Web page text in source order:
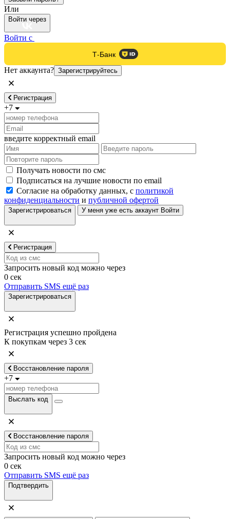
Или
Войти через
Войти с
Т-Банк
Нет аккаунта? Зарегистрируйтесь
Регистрация
+7
введите корректный email
Получать новости по смс
Подписаться на лучшие новости по email
Согласие на обработку данных, с политикой
конфиденциальности и публичной офертой
Зарегистрироваться У меня уже есть аккаунт Войти
Регистрация
Запросить новый код можно через
0 сек
Отправить SMS ещё раз
Зарегистрироваться
Регистрация успешно пройдена
К покупкам через 3 сек
Восстановление пароля
+7
Выслать код
Восстановление пароля
Запросить новый код можно через
0 сек
Отправить SMS ещё раз
Подтвердить